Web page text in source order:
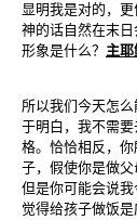
显明我是对的，
神的话自然在末
形象是什么？ 主耶
所以我们今天怎
于明白，我不需
格。恰恰相反，
子，假使你是做父
但是你可能会说
觉得给孩子做饭